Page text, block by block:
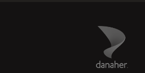
Danaher Logo